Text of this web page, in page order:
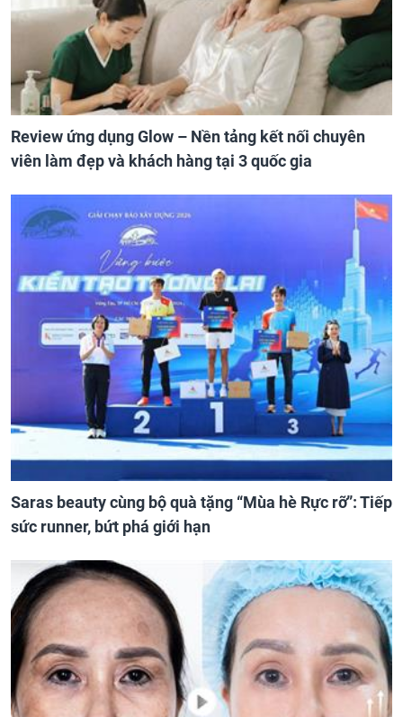
Review ứng dụng Glow – Nền tảng kết nối chuyên
viên làm đẹp và khách hàng tại 3 quốc gia
Saras beauty cùng bộ quà tặng “Mùa hè Rực rỡ”: Tiếp
sức runner, bứt phá giới hạn